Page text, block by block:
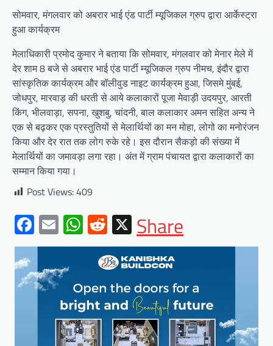
सोमवार, मंगलवार को अबरार भाई एंड पार्टी म्यूजिकल ग्रुप द्वारा आर्केस्ट्रा
हुआ कार्यक्रम
मेलाधिकारी प्रमोद कुमार ने बताया कि सोमवार, मंगलवार को मेनार मेले में
देर शाम 8 बजे से अबरार भाई एंड पार्टी म्यूजिकल ग्रुप नीमच, इंदौर द्वारा
सांस्कृतिक कार्यक्रम और बॉलीवुड नाइट कार्यक्रम हुआ, जिसमे मुंबई,
जोधपुर, मारवाड़ की धरती से आये कलाकारों पूजा मेवाड़ी उदयपुर, आरती
किंग, भीलवाड़ा, सपना, खुशबु, चांदनी, बाल कलाकार अमन सहित अन्य ने
एक से बढ़कर एक प्रस्तुतियों से मेलार्थियों का मन मोहा, लोगो का मनोरंजन
किया और देर रात तक लोग रुके रहे। इस दौरान सैकड़ो की संख्या में
मेलार्थियों का जमावड़ा लगा रहा। अंत में ग्राम पंचायत द्वारा कलाकारों का
सम्मान किया गया।
Post Views:409
Facebook
EmailWhatsApp
Reddit
X
Share